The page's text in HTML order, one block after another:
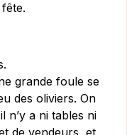
grande foule se
des oliviers. On
n’y a ni tables ni
de vendeurs, et